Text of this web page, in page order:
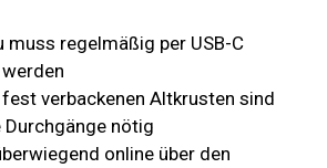
muss regelmäßig per USB-C
fest verbackenen Altkrusten sind
Durchgänge nötig
online über den